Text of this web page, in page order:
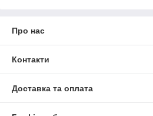
Про нас
Контакти
Доставка та оплата